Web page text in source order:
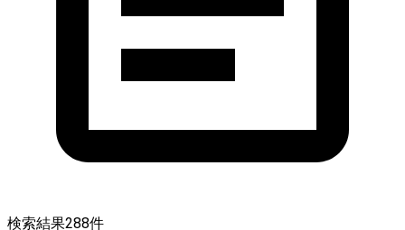
検索結果288件